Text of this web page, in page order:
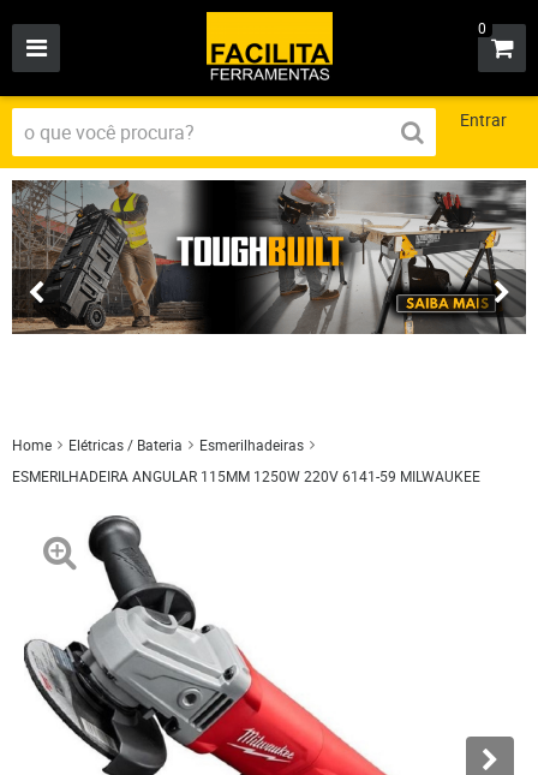
0
Entrar
Home Elétricas / Bateria
Esmerilhadeiras
ESMERILHADEIRA ANGULAR 115MM 1250W 220V 6141-59 MILWAUKEE